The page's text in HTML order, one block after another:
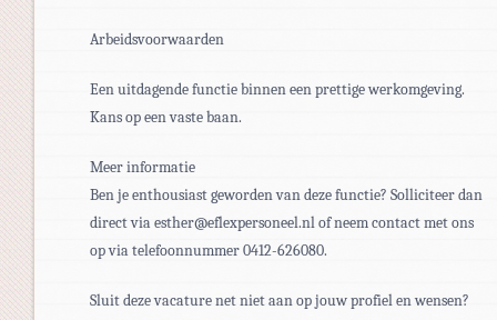
Arbeidsvoorwaarden
Een uitdagende functie binnen een prettige werkomgeving.
Kans op een vaste baan.
Meer informatie
Ben je enthousiast geworden van deze functie? Solliciteer dan
direct via esther@eflexpersoneel.nl of neem contact met ons
op via telefoonnummer 0412-626080.
Sluit deze vacature net niet aan op jouw profiel en wensen?